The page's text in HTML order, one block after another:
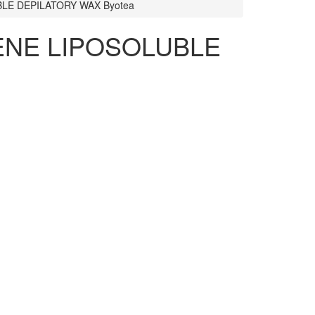
DEPILATORY WAX Byotea
LIPOSOLUBLE